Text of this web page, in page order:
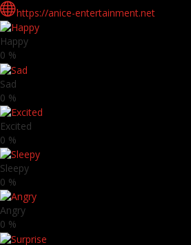
https://anice-entertainment.net
Happy
0 %
Sad
0 %
Excited
0 %
Sleepy
0 %
Angry
0 %